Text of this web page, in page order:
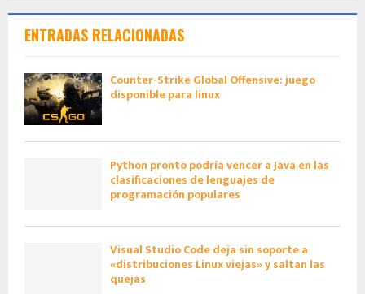
ENTRADAS RELACIONADAS
Counter-Strike Global Offensive: juego
disponible para linux
Python pronto podría vencer a Java en las
clasificaciones de lenguajes de
programación populares
Visual Studio Code deja sin soporte a
«distribuciones Linux viejas» y saltan las
quejas